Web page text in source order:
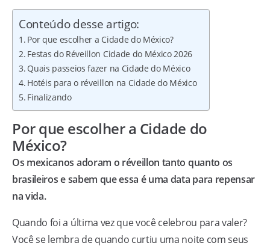
Conteúdo desse artigo:
Por que escolher a Cidade do México?
Festas do Réveillon Cidade do México 2026
Quais passeios fazer na Cidade do México
Hotéis para o réveillon na Cidade do México
Finalizando
Por que escolher a Cidade do
México?
Os mexicanos adoram o réveillon tanto quanto os
brasileiros e sabem que essa é uma data para repensar
na vida.
Quando foi a última vez que você celebrou para valer?
Você se lembra de quando curtiu uma noite com seus